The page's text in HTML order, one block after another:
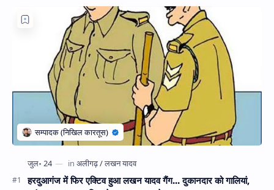
हरदुआगंज में फिर एक्टिव हुआ लखन यादव गैंग... दुकानदार को गालियां,